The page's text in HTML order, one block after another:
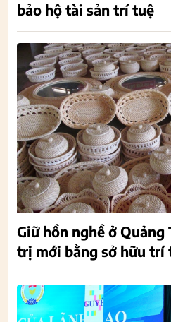
bảo hộ tài sản trí tuệ
Giữ hồn nghề ở Quảng
trị mới bằng sở hữu trí